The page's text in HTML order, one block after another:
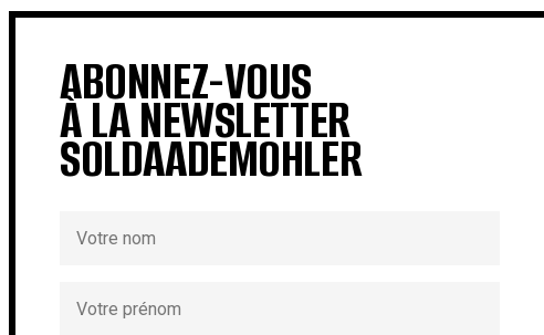
€
ABONNEZ-VOUS
À LA NEWSLETTER
SOLDAADEMOHLER